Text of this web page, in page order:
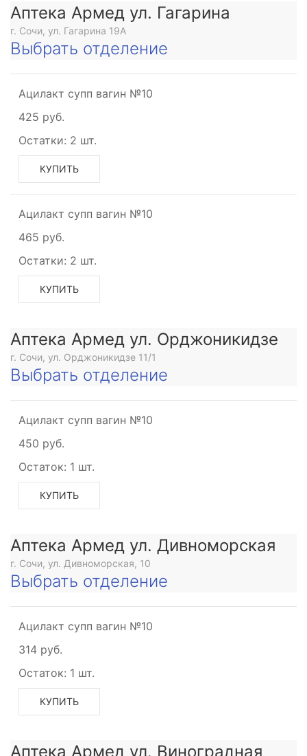
Аптека Армед ул. Гагарина
г. Сочи, ул. Гагарина 19А
Выбрать отделение
Ацилакт супп вагин №10
425 руб.
Остатки: 2 шт.
КУПИТЬ
Ацилакт супп вагин №10
465 руб.
Остатки: 2 шт.
КУПИТЬ
Аптека Армед ул. Орджоникидзе
г. Сочи, ул. Орджоникидзе 11/1
Выбрать отделение
Ацилакт супп вагин №10
450 руб.
Остаток: 1 шт.
КУПИТЬ
Аптека Армед ул. Дивноморская
г. Сочи, ул. Дивноморская, 10
Выбрать отделение
Ацилакт супп вагин №10
314 руб.
Остаток: 1 шт.
КУПИТЬ
Аптека Армед ул. Виноградная